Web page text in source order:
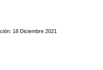
18 Diciembre 2021